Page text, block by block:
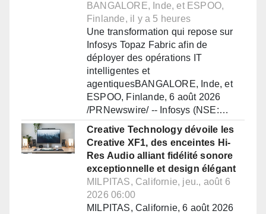
BANGALORE, Inde, et ESPOO,
Finlande, il y a 5 heures
Une transformation qui repose sur
Infosys Topaz Fabric afin de
déployer des opérations IT
intelligentes et
agentiquesBANGALORE, Inde, et
ESPOO, Finlande, 6 août 2026
/PRNewswire/ -- Infosys (NSE:…
Creative Technology dévoile les
Creative XF1, des enceintes Hi-
Res Audio alliant fidélité sonore
exceptionnelle et design élégant
MILPITAS, Californie, jeu., août 6
2026 06:00
MILPITAS, Californie, 6 août 2026